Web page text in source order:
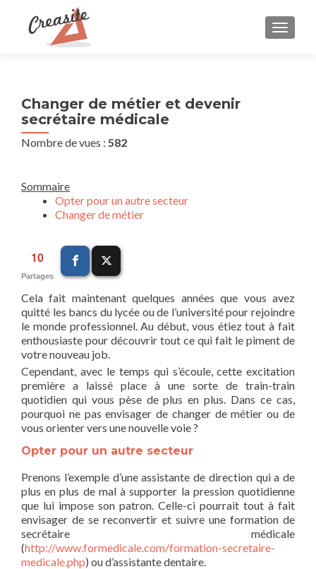
Changer de métier et devenir
secrétaire médicale
Nombre de vues : 582
Sommaire
Opter pour un autre secteur
Changer de métier
10
Partages
Cela fait maintenant quelques années que vous avez
quitté les bancs du lycée ou de l’université pour rejoindre
le monde professionnel. Au début, vous étiez tout à fait
enthousiaste pour découvrir tout ce qui fait le piment de
votre nouveau job.
Cependant, avec le temps qui s’écoule, cette excitation
première a laissé place à une sorte de train-train
quotidien qui vous pèse de plus en plus. Dans ce cas,
pourquoi ne pas envisager de changer de métier ou de
vous orienter vers une nouvelle voie ?
Opter pour un autre secteur
Prenons l’exemple d’une assistante de direction qui a de
plus en plus de mal à supporter la pression quotidienne
que lui impose son patron. Celle-ci pourrait tout à fait
envisager de se reconvertir et suivre une formation de
secrétaire médicale
(http://www.formedicale.com/formation-secretaire-
medicale.php) ou d’assistante dentaire.